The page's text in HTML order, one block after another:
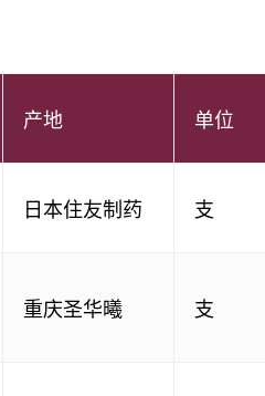
产地 单位
日本住友制药 支
重庆圣华曦 支